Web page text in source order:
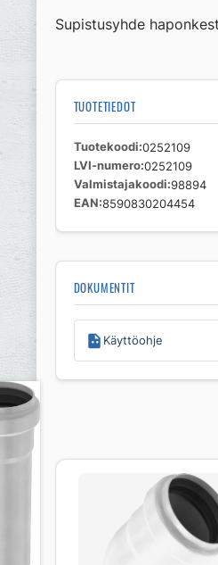
Supistusyhde
TUOTETIEDOT
Tuotekoodi 0252109
LVI-numero 0252109
Valmistajakoodi 98894
EAN 8590830204454
DOKUMENTIT
Käyttöohje